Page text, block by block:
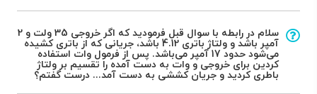
سلام در رابطه با سوال قبل فرمودید که اگر خروجی 35 ولت و 2
آمپر باشد و ولتاژ باتری 4.12 باشد، جریانی که از باتری کشیده
می‌شود حدود 17 آمپر می‌باشد. پس از فرمول وات استفاده
کردین برای خروجی و وات به دست آمده را تقسیم بر ولتاژ
باطری کردید و جریان کششی به دست آمد... درست گفتم؟